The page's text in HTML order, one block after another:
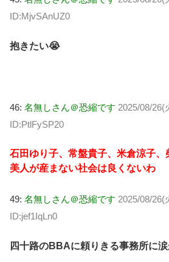
ID:MjvSAnUZ0
抱きたい😭
46: 名無しさん＠恐縮です 2025/08/26(
ID:PtlFySP20
石田ゆり子、常盤貴子、米倉涼子、
美人が産まない社会は良くないわ
49: 名無しさん＠恐縮です 2025/08/26(
ID:jef1IqLn0
四十路のBBAに頼りきる事務所に